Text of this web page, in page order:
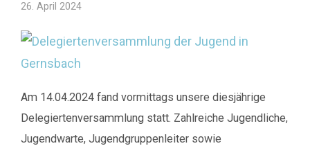
26. April 2024
Am 14.04.2024 fand vormittags unsere diesjährige
Delegiertenversammlung statt. Zahlreiche Jugendliche,
Jugendwarte, Jugendgruppenleiter sowie